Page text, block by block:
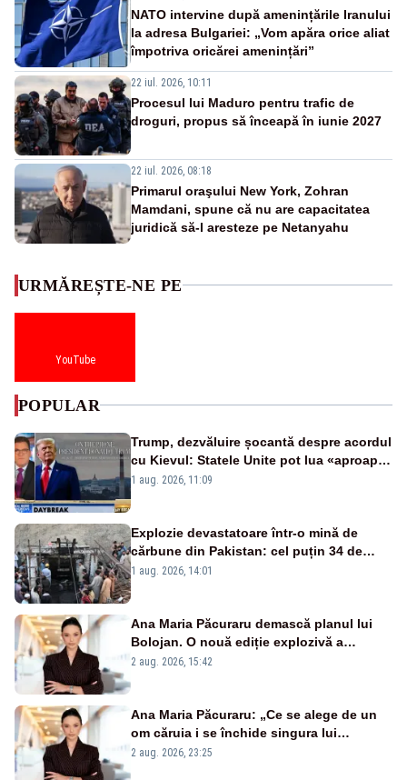
NATO intervine după amenințările Iranului
la adresa Bulgariei: „Vom apăra orice aliat
împotriva oricărei amenințări”
22 iul. 2026, 10:11
Procesul lui Maduro pentru trafic de
droguri, propus să înceapă în iunie 2027
22 iul. 2026, 08:18
Primarul oraşului New York, Zohran
Mamdani, spune că nu are capacitatea
juridică să-l aresteze pe Netanyahu
URMĂREȘTE-NE PE
YouTube
POPULAR
Trump, dezvăluire șocantă despre acordul
cu Kievul: Statele Unite pot lua «aproape
tot ce vor» din minele Ucrainei”
1 aug. 2026, 11:09
Explozie devastatoare într-o mină de
cărbune din Pakistan: cel puțin 34 de
morți - VIDEO
1 aug. 2026, 14:01
Ana Maria Păcuraru demască planul lui
Bolojan. O nouă ediție explozivă a
emisiunii „Miza Zilei” la Realitatea PLUS
2 aug. 2026, 15:42
Ana Maria Păcuraru: „Ce se alege de un
om căruia i se închide singura lui
portiță?”
2 aug. 2026, 23:25